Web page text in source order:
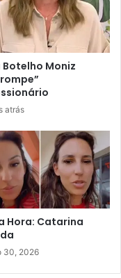
Botelho Moniz
atrás
Hora: Catarina
30, 2026